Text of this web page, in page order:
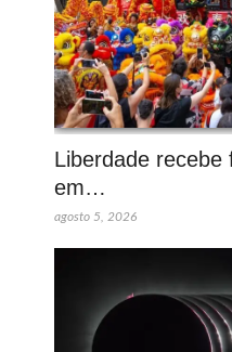
Liberdade recebe
em…
agosto 5, 2026